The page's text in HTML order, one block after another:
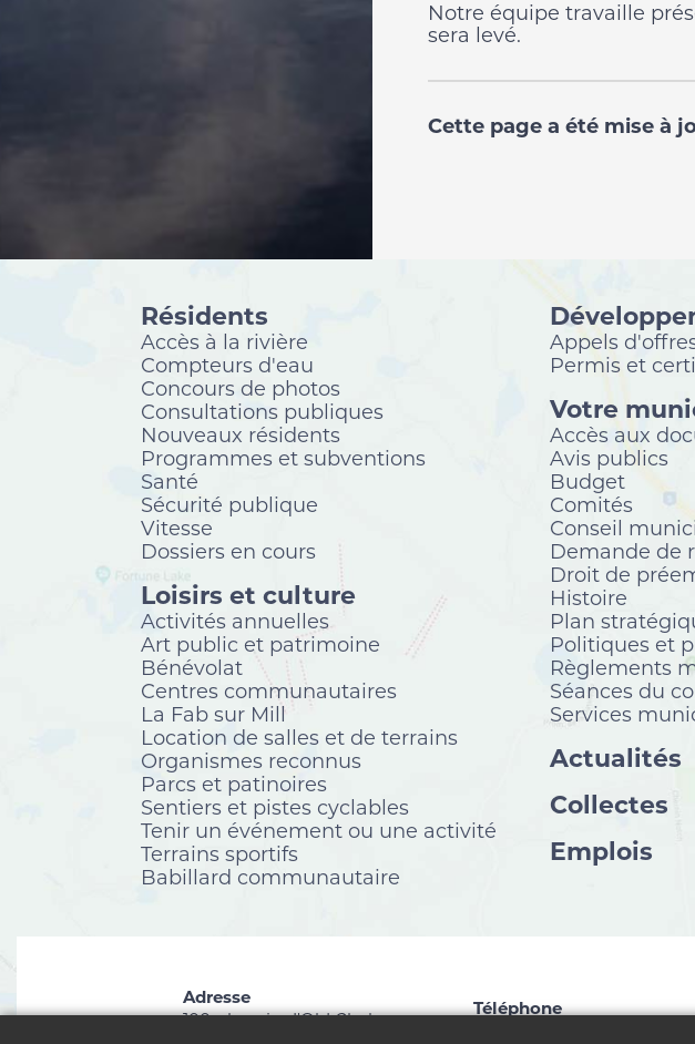
Notre équipe travaille
sera levé.
Cette page a été mise à
Résidents
Accès à la rivière
Compteurs d'eau
Concours de photos
Consultations publiques
Nouveaux résidents
Programmes et subventions
Santé
Sécurité publique
Vitesse
Dossiers en cours
Loisirs et culture
Activités annuelles
Art public et patrimoine
Bénévolat
Centres communautaires
La Fab sur Mill
Location de salles et de terrains
Organismes reconnus
Parcs et patinoires
Sentiers et pistes cyclables
Tenir un événement ou une activité
Terrains sportifs
Babillard communautaire
Appels
Permis et
Votre
Accès aux
Avis publics
Budget
Comités
Conseil
Demande de
Droit de
Histoire
Plan
Politiques et
Règlements
Séances du
Services
Actualités
Collectes
Emplois
Adresse
100, chemin d'Old Chelsea
Téléphone